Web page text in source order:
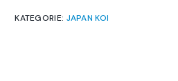
KATEGORIE: JAPAN KOI